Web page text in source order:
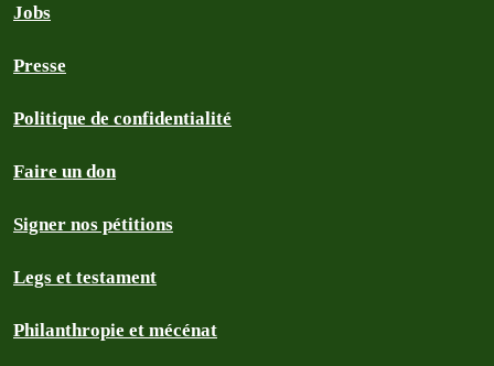
Jobs
Presse
Politique de confidentialité
Faire un don
Signer nos pétitions
Legs et testament
Philanthropie et mécénat